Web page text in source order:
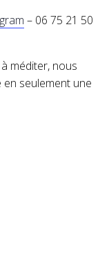
– 06 75 21 50
méditer, nous
seulement une